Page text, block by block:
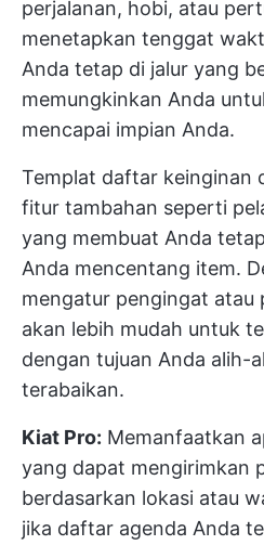
perjalanan, hobi, atau
menetapkan tenggat
Anda tetap di jalur yang
memungkinkan Anda
mencapai impian Anda.
Templat daftar keinginan
fitur tambahan seperti
yang membuat Anda
Anda mencentang item.
mengatur pengingat atau
akan lebih mudah untuk
dengan tujuan Anda alih-
terabaikan.
Kiat Pro: Memanfaatkan
yang dapat mengirimkan
berdasarkan lokasi atau
jika daftar agenda Anda